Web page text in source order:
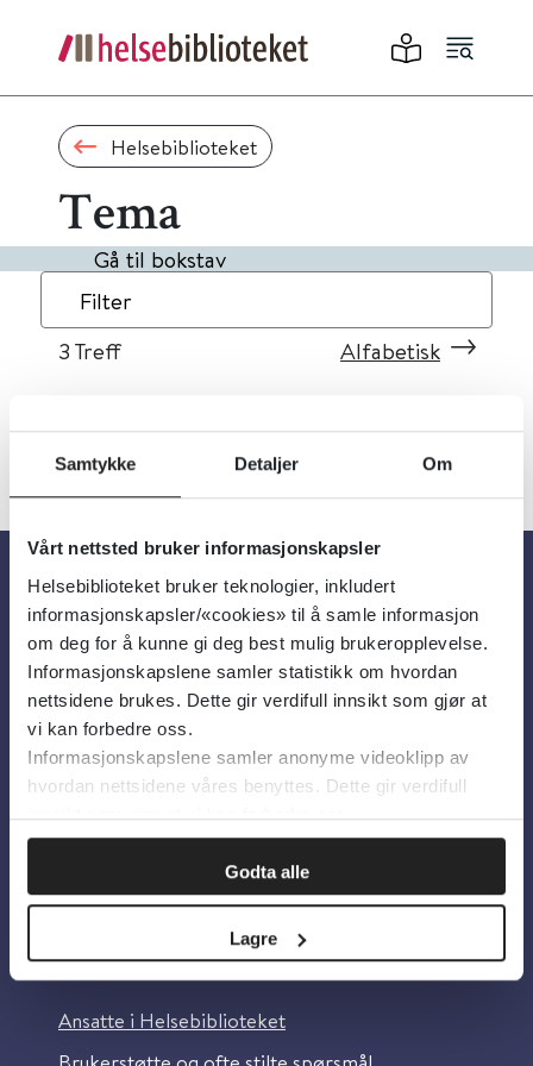
Samtykke Detaljer Om
Vårt nettsted bruker informasjonskapsler
Helsebiblioteket bruker teknologier, inkludert
informasjonskapsler/«cookies» til å samle informasjon
om deg for å kunne gi deg best mulig brukeropplevelse.
Informasjonskapslene samler statistikk om hvordan
nettsidene brukes. Dette gir verdifull innsikt som gjør at
vi kan forbedre oss.
Informasjonskapslene samler anonyme videoklipp av
hvordan nettsidene våres benyttes. Dette gir verdifull
innsikt som gjør at vi kan forbedre oss.
Godta alle
Lagre
Helsebiblioteket
Tema
Gå til bokstav
Filter
3 Treff Alfabetisk
Om oss
Om Helsebiblioteket
Personvern og informasjonskapsler
Tilgjengelighetserklæring
Information in English
Ansatte i Helsebiblioteket